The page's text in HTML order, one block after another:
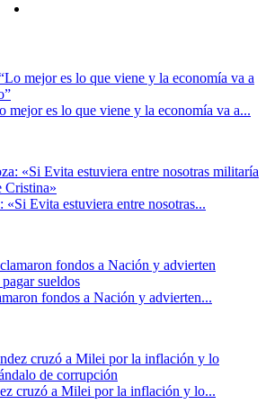
mejor es lo que viene y la economía va a...
Evita estuviera entre nosotras...
fondos a Nación y advierten...
cruzó a Milei por la inflación y lo...